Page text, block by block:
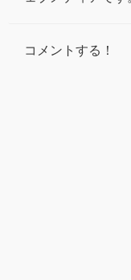
コメントする！